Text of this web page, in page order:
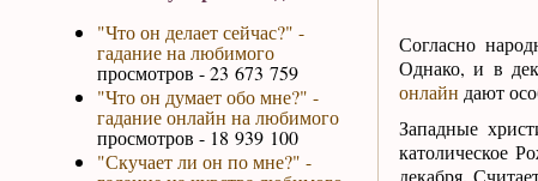
"Что он делает сейчас?" -
гадание на любимого
просмотров - 23 673 759
"Что он думает обо мне?" -
гадание онлайн на любимого
просмотров - 18 939 100
"Скучает ли он по мне?" -
Согласно
Однако, и в
онлайн дают
Западные
католическое
декабря.